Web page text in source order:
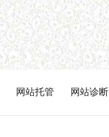
网站托管 网站诊断